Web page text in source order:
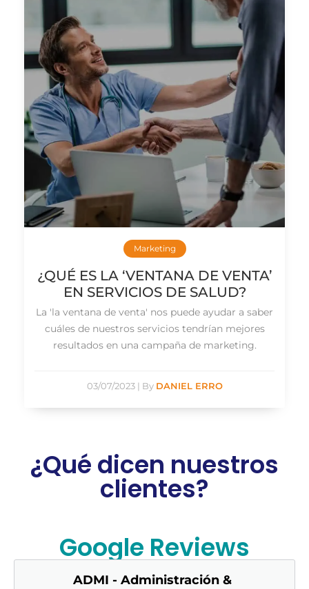
Marketing
¿QUÉ ES LA ‘VENTANA DE VENTA’
EN SERVICIOS DE SALUD?
La 'la ventana de venta' nos puede ayudar a saber
cuáles de nuestros servicios tendrían mejores
resultados en una campaña de marketing.
03/07/2023 | By DANIEL ERRO
¿Qué dicen nuestros
clientes?
Google Reviews
ADMI - Administración &